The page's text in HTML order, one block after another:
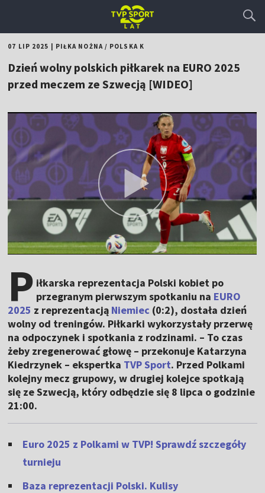
07 LIP 2025 PIŁKA NOŻNA/ POLSKA K
Dzień wolny polskich piłkarek na EURO 2025
przed meczem ze Szwecją [WIDEO]
P iłkarska reprezentacja Polski kobiet po
przegranym pierwszym spotkaniu na EURO
2025 z reprezentacją Niemiec (0:2), dostała dzień
wolny od treningów. Piłkarki wykorzystały przerwę
na odpoczynek i spotkania z rodzinami. – To czas
żeby zregenerować głowę – przekonuje Katarzyna
Kiedrzynek – ekspertka TVP Sport. Przed Polkami
kolejny mecz grupowy, w drugiej kolejce spotkają
się ze Szwecją, który odbędzie się 8 lipca o godzinie
21:00.
Euro 2025 z Polkami w TVP! Sprawdź szczegóły
turnieju
Baza reprezentacji Polski. Kulisy